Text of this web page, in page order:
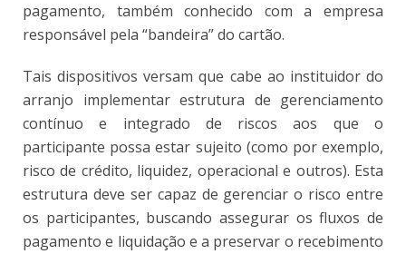
pagamento, também conhecido com a empresa
responsável pela “bandeira” do cartão.
Tais dispositivos versam que cabe ao instituidor do
arranjo implementar estrutura de gerenciamento
contínuo e integrado de riscos aos que o
participante possa estar sujeito (como por exemplo,
risco de crédito, liquidez, operacional e outros). Esta
estrutura deve ser capaz de gerenciar o risco entre
os participantes, buscando assegurar os fluxos de
pagamento e liquidação e a preservar o recebimento